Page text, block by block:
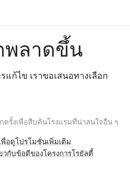
พลาดขึ้น
ก้ไข เราขอเสนอทางเลือก
ครั้งเพื่อสืบค้นโรงแรมที่น่าสนใจอื่น ๆ
อดูโปรโมชั่นเพิ่มเติม
กับข้อดีของโครงการโรยัลตี้